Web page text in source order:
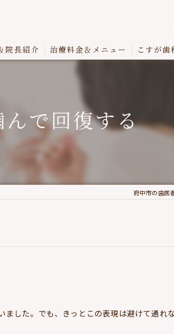
院長紹介 治療料金＆メニュー こすが歯
んで回復する
府中市の歯医
した。でも、きっとこの表現は避けて通れ